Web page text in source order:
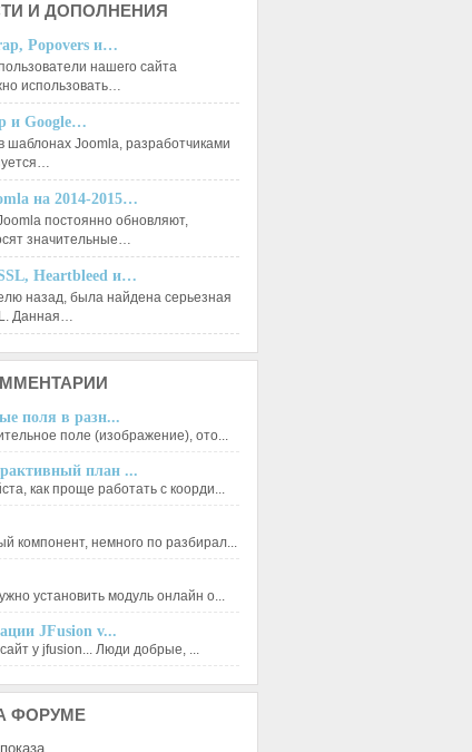
И ДОПОЛНЕНИЯ
Popovers и…
нашего сайта
использовать…
и Google…
шаблонах Joomla, разработчиками
на 2014-2015…
постоянно обновляют,
значительные…
Heartbleed и…
назад, была найдена серьезная
Данная…
поля в разн...
поле (изображение), ото...
план ...
как проще работать с коорди...
компонент, немного по разбирал...
установить модуль онлайн о...
JFusion v...
у jfusion... Люди добрые, ...
ФОРУМЕ